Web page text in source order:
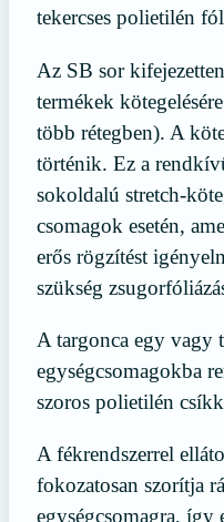
tekercses polietilén
Az SB sor
termékek
több rétegben). A
történik. Ez a
sokoldalú stretch-
csomagok esetén,
erős rögzítést
szükség
A targonca egy vagy
egységcsomagokba
szoros polietilén
A fékrendszerrel
fokozatosan szorítja
egységcsomagra, így